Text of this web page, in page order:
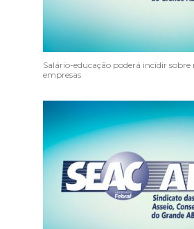
Salário-educação poderá incidir
empresas